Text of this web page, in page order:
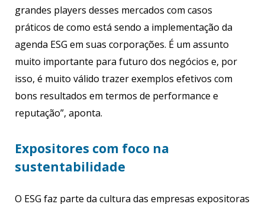
grandes players desses mercados com casos
práticos de como está sendo a implementação da
agenda ESG em suas corporações. É um assunto
muito importante para futuro dos negócios e, por
isso, é muito válido trazer exemplos efetivos com
bons resultados em termos de performance e
reputação”, aponta.
Expositores com foco na
sustentabilidade
O ESG faz parte da cultura das empresas expositoras